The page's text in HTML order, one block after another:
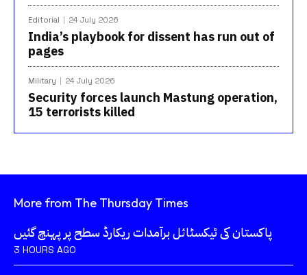
Editorial 24 July 2026
India’s playbook for dissent has run out of
pages
Military 24 July 2026
Security forces launch Mastung operation,
15 terrorists killed
More from The Thursday Times
پاکستان کی ٹیکسٹائل برآمدات ریکارڈ سطح پر پہنچ گئیں
3 HOURS AGO